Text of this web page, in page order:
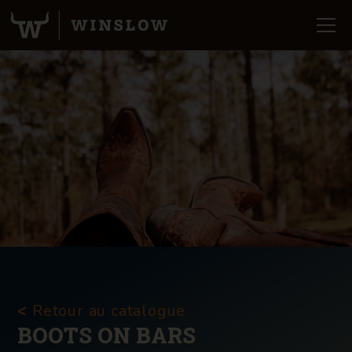
< Retour au catalogue
BOOTS ON BARS